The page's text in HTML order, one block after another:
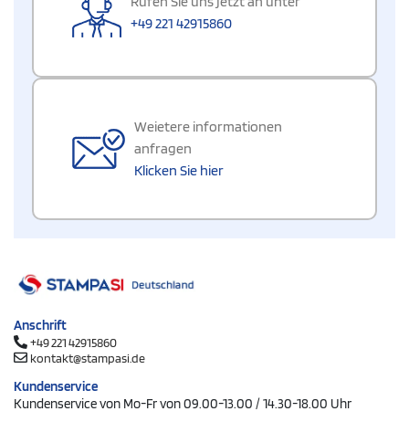
+49 221 42915860
Weietere informationen
anfragen
Klicken Sie hier
Anschrift
+49 221 42915860
kontakt@stampasi.de
Kundenservice
Kundenservice von Mo-Fr von 09.00-13.00 / 14.30-18.00 Uhr